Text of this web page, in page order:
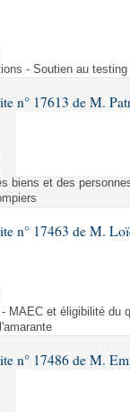
- Soutien au
n° 17613 de M.
biens et des
n° 17463 de M.
MAEC et éligibilité du
n° 17486 de M.